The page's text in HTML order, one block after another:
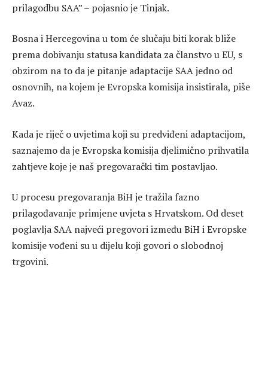
prilagodbu SAA” – pojasnio je Tinjak.
Bosna i Hercegovina u tom će slučaju biti korak bliže
prema dobivanju statusa kandidata za članstvo u EU, s
obzirom na to da je pitanje adaptacije SAA jedno od
osnovnih, na kojem je Evropska komisija insistirala, piše
Avaz.
Kada je riječ o uvjetima koji su predviđeni adaptacijom,
saznajemo da je Evropska komisija djelimično prihvatila
zahtjeve koje je naš pregovarački tim postavljao.
U procesu pregovaranja BiH je tražila fazno
prilagođavanje primjene uvjeta s Hrvatskom. Od deset
poglavlja SAA najveći pregovori između BiH i Evropske
komisije vođeni su u dijelu koji govori o slobodnoj
trgovini.